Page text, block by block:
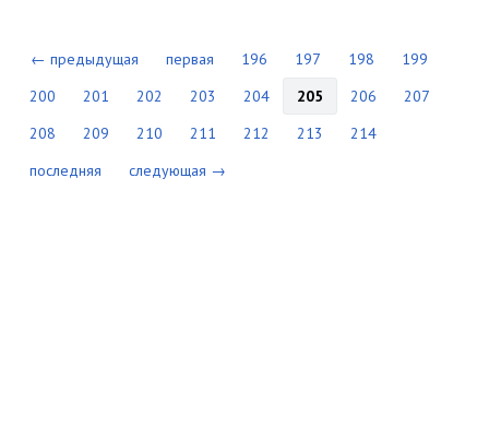
← предыдущая первая 196 197 198
199
200
201 202 203 204 205 206
207
208
209 210 211 212 213
214
последняя
следующая →